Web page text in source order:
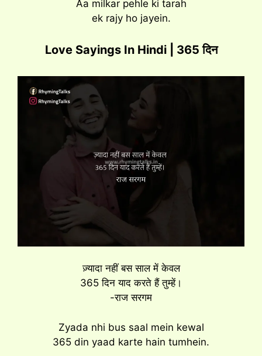
Aa milkar pehle ki tarah
ek rajy ho jayein.
Love Sayings In Hindi | 365 दिन
ज़्यादा नहीं बस साल में केवल
365 दिन याद करते हैं तुम्हें।
-राज सरगम
Zyada nhi bus saal mein kewal
365 din yaad karte hain tumhein.